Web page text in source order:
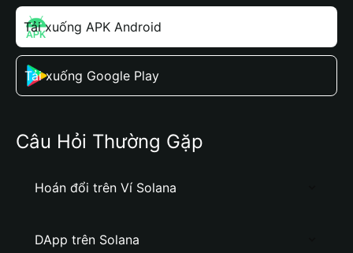
Tải xuống APK Android
Tải xuống Google Play
Câu Hỏi Thường Gặp
Hoán đổi trên Ví Solana
DApp trên Solana